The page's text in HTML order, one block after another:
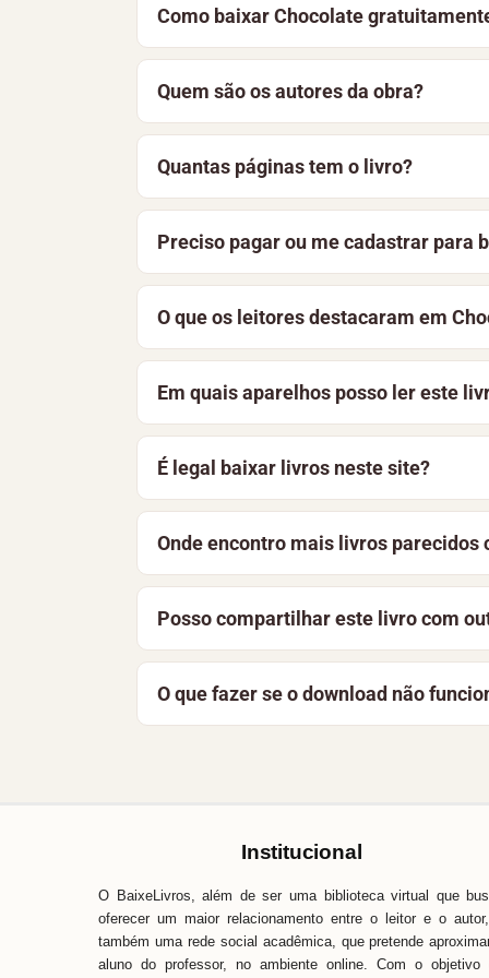
Como baixar Chocolate
Para baixar Chocolate, clique no botão
ler o material online, de forma simples e
Quem são os autores da obra?
Chocolate é uma obra elaborada por
Quantas páginas tem o livro?
Chocolate tem 18 páginas, foi
página, você encontra a sinopse e as
Preciso pagar ou me cadastrar para
Não. O livro está disponível
aprimoramos constantemente a
O que os leitores destacaram em
Chocolate está recebendo as
outros leitores.
Em quais aparelhos posso ler este
O arquivo pode ser lido em celulares
dispositivo e funciona offline.
É legal baixar livros neste site?
Sim. O acervo reúne obras de domínio
instituições. A licença desta obra
Onde encontro mais livros parecidos
Chocolate faz parte do acervoDidáticos
Fundamental. Veja ainda as sugestões
Posso compartilhar este livro com
A melhor forma de apoiar o projeto é
a manter a biblioteca gratuita e
O que fazer se o download não
Institucional
O BaixeLivros, além de ser uma biblioteca virtual que
oferecer um maior relacionamento entre o leitor e o
também uma rede social acadêmica, que pretende
aluno do professor, no ambiente online. Com o objetivo